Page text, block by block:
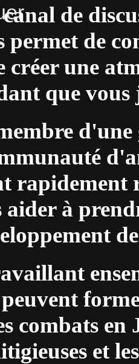
de
permet de
créer une
que vous
d'une
rapidement
aider à
combats en
et